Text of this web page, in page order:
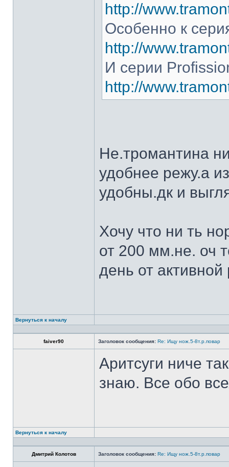
http://
Особенно к
http://
И серии
http://
Не.тромантина
удобнее режу.а
удобны.дк и
Хочу что ни ть
от 200 мм.не. оч
день от
Вернуться к началу
faiver90 Заголовок сообщения: Re: Ищу нож.5-8т.р.повар
Аритсуги ниче
знаю. Все обо
Вернуться к началу
Дмитрий Колотов Заголовок сообщения: Re: Ищу нож.5-8т.р.повар